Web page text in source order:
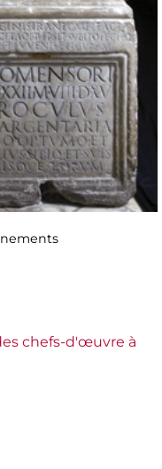
chefs-d'œuvre à